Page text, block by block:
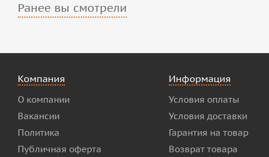
Ранее вы смотрели
Компания
О компании
Вакансии
Политика
Публичная оферта
Информация
Условия оплаты
Условия доставки
Гарантия на товар
Возврат товара